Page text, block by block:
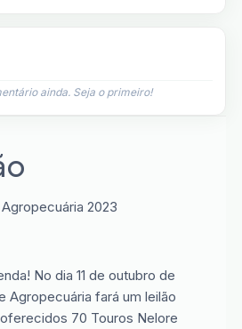
ainda. Seja o primeiro!
2023
No dia 11 de outubro de
Agropecuária fará um leilão
70 Touros Nelore